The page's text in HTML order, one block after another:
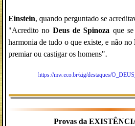
Einstein, quando perguntado se
"Acredito no Deus de Spinoza que
harmonia de tudo o que existe, e não no
premiar ou castigar os homens".
https://mw.eco.br/zig/destaques/
Provas da